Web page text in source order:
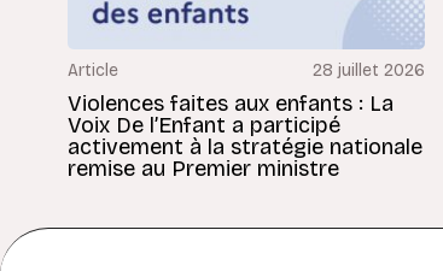
Article 28 juillet 2026
Violences faites aux enfants : La
Voix De l’Enfant a participé
activement à la stratégie nationale
remise au Premier ministre